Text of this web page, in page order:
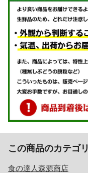
この商品のカテゴリ
食の達人森源商店